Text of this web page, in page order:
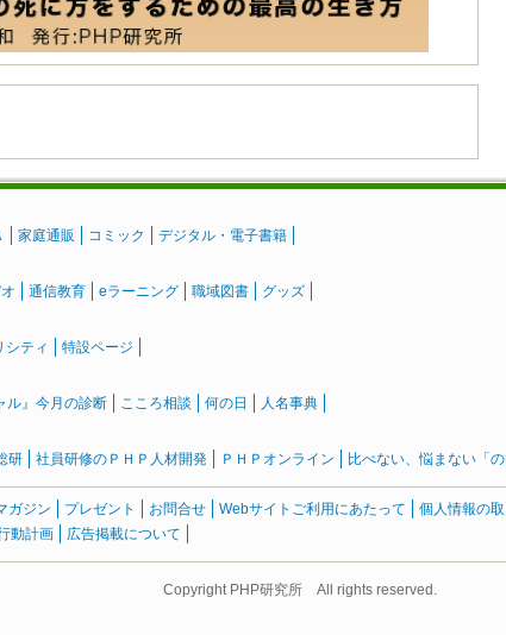
家庭通販 コミック デジタル・電子書籍
通信教育 eラーニング 職域図書 グッズ
シティ 特設ページ
ル』今月の診断 こころ相談 何の日 人名事典
研 社員研修のＰＨＰ人材開発 ＰＨＰオンライン 比べない、悩まない「
ガジン プレゼント お問合せ Webサイトご利用にあたって 個人情報の
動計画 広告掲載について
Copyright PHP研究所 All rights reserved.